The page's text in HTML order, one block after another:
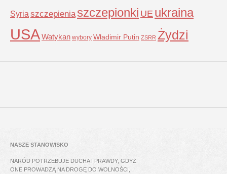
Syria szczepienia szczepionki UE ukraina
USAWatykan wybory Władimir Putin ZSRR Żydzi
NASZE STANOWISKO
NARÓD POTRZEBUJE DUCHA I PRAWDY, GDYŻ
ONE PROWADZĄ NA DROGĘ DO WOLNOŚCI,